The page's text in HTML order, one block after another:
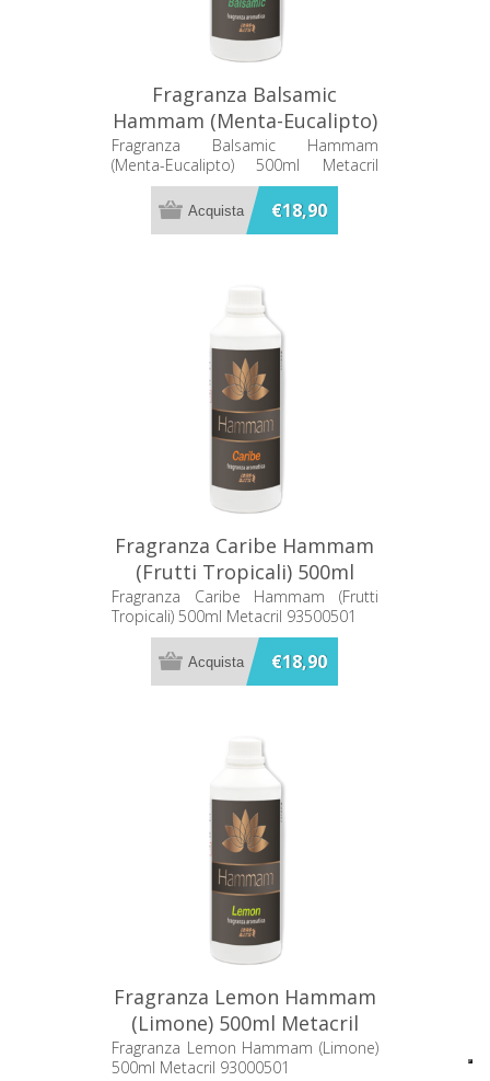
Fragranza Balsamic
Hammam (Menta-Eucalipto)
500ml Metacril 92500501
Fragranza Balsamic Hammam
(Menta-Eucalipto) 500ml Metacril
92500501
€18,90
Fragranza Caribe Hammam
(Frutti Tropicali) 500ml
Metacril 93500501
Fragranza Caribe Hammam (Frutti
Tropicali) 500ml Metacril 93500501
€18,90
Fragranza Lemon Hammam
(Limone) 500ml Metacril
93000501
Fragranza Lemon Hammam (Limone)
500ml Metacril 93000501